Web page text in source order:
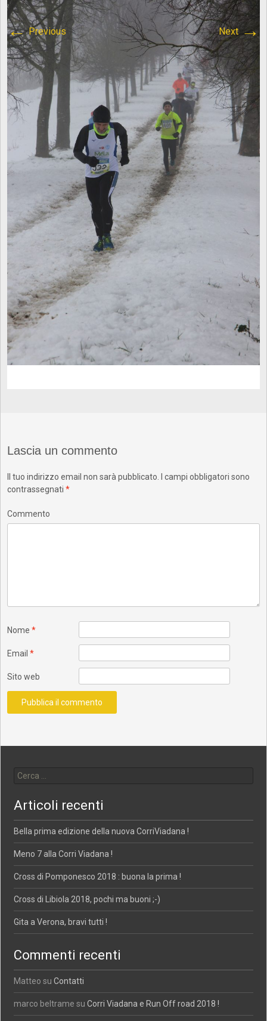
content/plugins/breadcrumb-
navxt/class.bcn_breadcrumb_trail.phpon line 1013
Atletica Viadana >IMG_8735
←Previous Next→
Lascia un commento
Il tuo indirizzo email non sarà pubblicato. I campi obbligatori sono
contrassegnati*
Commento
Nome*
Email*
Sito web
Articoli recenti
Bella prima edizione della nuova CorriViadana !
Meno 7 alla Corri Viadana !
Cross di Pomponesco 2018 : buona la prima !
Cross di Libiola 2018, pochi ma buoni ;-)
Gita a Verona, bravi tutti !
Commenti recenti
Matteo suContatti
marco beltrame suCorri Viadana e Run Off road 2018 !